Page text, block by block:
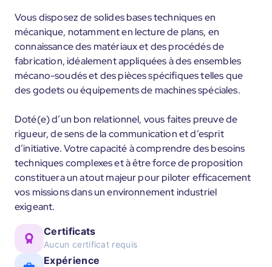
Vous disposez de solides bases techniques en
mécanique, notamment en lecture de plans, en
connaissance des matériaux et des procédés de
fabrication, idéalement appliquées à des ensembles
mécano-soudés et des pièces spécifiques telles que
des godets ou équipements de machines spéciales.
Doté(e) d’un bon relationnel, vous faites preuve de
rigueur, de sens de la communication et d’esprit
d’initiative. Votre capacité à comprendre des besoins
techniques complexes et à être force de proposition
constituera un atout majeur pour piloter efficacement
vos missions dans un environnement industriel
exigeant.
Certificats
Aucun certificat requis
Expérience